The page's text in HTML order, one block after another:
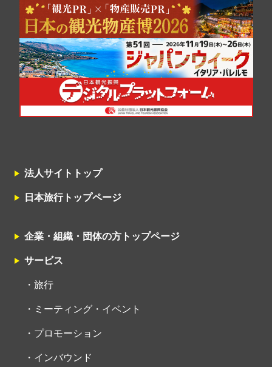
法人サイトトップ
日本旅行トップページ
企業・組織・団体の方トップページ
サービス
旅行
ミーティング・イベント
プロモーション
インバウンド